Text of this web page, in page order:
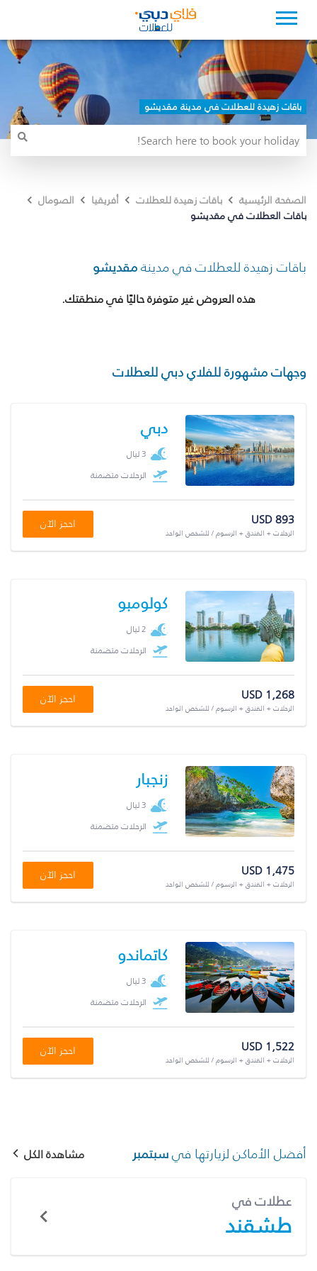
باقات زهيدة للعطلات في مدينة مقديشو
الصفحة الرئيسية باقات زهيدة للعطلات أفريقيا
الصومال
باقات العطلات في مقديشو
باقات زهيدة للعطلات في مدينةمقديشو
هذه العروض غير متوفرة حاليًا في منطقتك.
وجهات مشهورة للفلاي دبي للعطلات
دبي
3 ليال
الرحلات متضمنة
USD 893
الرحلات + الفندق + الرسوم / للشخص الواحد
احجز الآن
كولومبو
2 ليال
الرحلات متضمنة
USD 1,268
الرحلات + الفندق + الرسوم / للشخص الواحد
احجز الآن
زنجبار
3 ليال
الرحلات متضمنة
USD 1,475
الرحلات + الفندق + الرسوم / للشخص الواحد
احجز الآن
كاتماندو
3 ليال
الرحلات متضمنة
USD 1,522
الرحلات + الفندق + الرسوم / للشخص الواحد
احجز الآن
أفضل الأماكن لزيارتها فيسبتمبر مشاهدة الكل
عطلات في
طشقند